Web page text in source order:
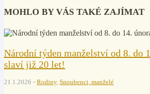
MOHLO BY VÁS TAKÉ ZAJÍMAT
Národní týden manželství od 8. do
slaví již 20 let!
21.1.2026 Rodiny, Snoubenci, manželé